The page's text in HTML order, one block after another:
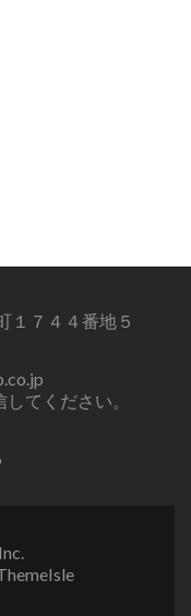
１７４４番地５
てください。